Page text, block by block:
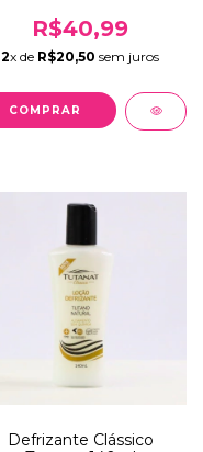
R$40,99
2x de R$20,50 sem juros
Defrizante Clássico